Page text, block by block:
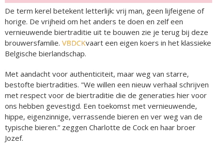
De term kerel betekent letterlijk: vrij man, geen lijfeigene of
horige. De vrijheid om het anders te doen en zelf een
vernieuwende biertraditie uit te bouwen zie je terug bij deze
brouwersfamilie. VBDCKvaart een eigen koers in het klassieke
Belgische bierlandschap.
Met aandacht voor authenticiteit, maar weg van starre,
bestofte biertradities. "We willen een nieuw verhaal schrijven
met respect voor de biertraditie die de generaties hier voor
ons hebben gevestigd. Een toekomst met vernieuwende,
hippe, eigenzinnige, verrassende bieren en ver weg van de
typische bieren.” zeggen Charlotte de Cock en haar broer
Jozef.